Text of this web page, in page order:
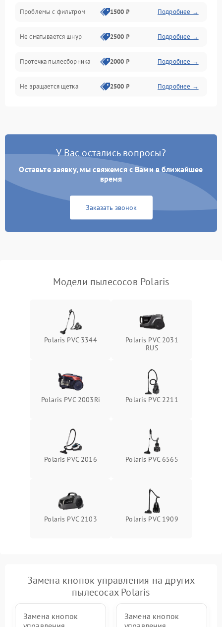
Проблемы с фильтром 1500 ₽ Подробнее →
Не сматывается шнур 2500 ₽ Подробнее →
Протечка пылесборника 2000 ₽ Подробнее →
Не вращается щетка 2500 ₽ Подробнее →
Поломка контейнера для
Плохая уборка шерсти
2400 ₽ Подробнее →
У Вас остались вопросы?
Оставьте заявку, мы свяжемся с Вами в ближайшее
время
Заказать звонок
Модели пылесосов Polaris
Polaris PVC 3344
Polaris PVC 2031
RUS
Polaris PVC 2003Ri Polaris PVC 2211
Polaris PVC 2016 Polaris PVC 6565
Polaris PVC 2103 Polaris PVC 1909
Замена кнопок управления на других
пылесосах Polaris
Замена кнопок
Замена кнопок